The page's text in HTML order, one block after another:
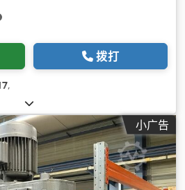
拨打
,
小广告